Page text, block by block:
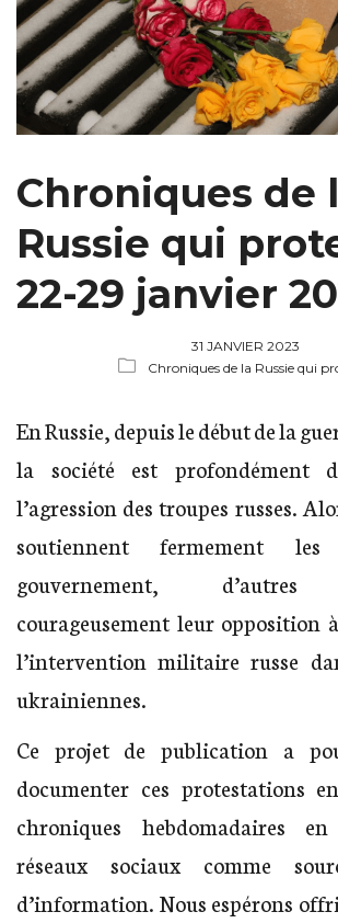
Chroniques de
Russie qui
22-29 janvier
31 JANVIER 2023
Chroniques de la Russie qui
En Russie, depuis le début de la
la société est profondément
l’agression des troupes russes.
soutiennent fermement
gouvernement, d’autres
courageusement leur opposition
l’intervention militaire russe
ukrainiennes.
Ce projet de publication a
documenter ces protestations
chroniques hebdomadaires
réseaux sociaux comme
d’information. Nous espérons